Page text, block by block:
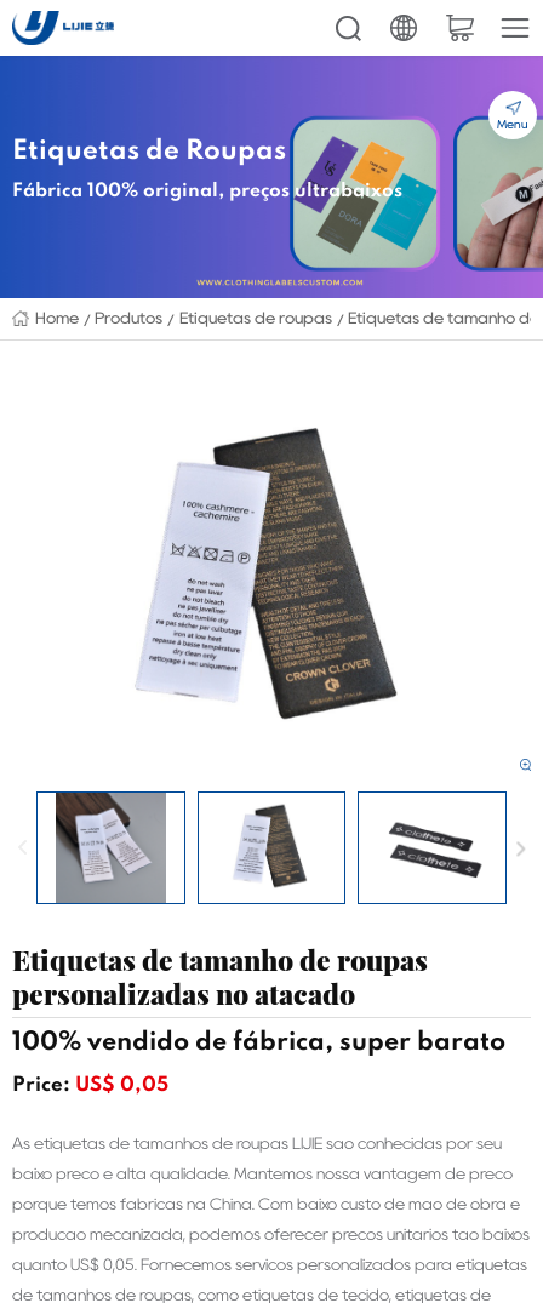
Etiquetas de Roupas
Fábrica 100% original, preços ultrabaixos
Home Produtos Etiquetas de roupas Etiquetas de tamanho
Etiquetas de tamanho de roupas
personalizadas no atacado
100% vendido de fábrica, super barato
Price: US$ 0,05
As etiquetas de tamanhos de roupas LIJIE são conhecidas por seu
baixo preço e alta qualidade. Mantemos nossa vantagem de preço
porque temos fábricas na China. Com baixo custo de mão de obra e
produção mecanizada, podemos oferecer preços unitários tão baixos
quanto US$ 0,05. Fornecemos serviços personalizados para etiquetas
de tamanhos de roupas, como etiquetas de tecido, etiquetas de
Menu